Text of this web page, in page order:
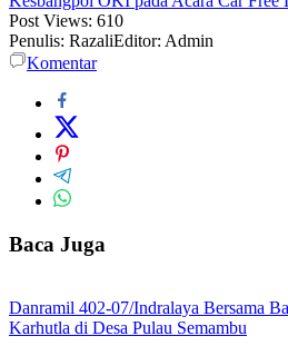
Post Views: 610
Penulis: RazaliEditor: Admin
Komentar
Baca Juga
Danramil 402-07/Indralaya Bersama
Karhutla di Desa Pulau Semambu